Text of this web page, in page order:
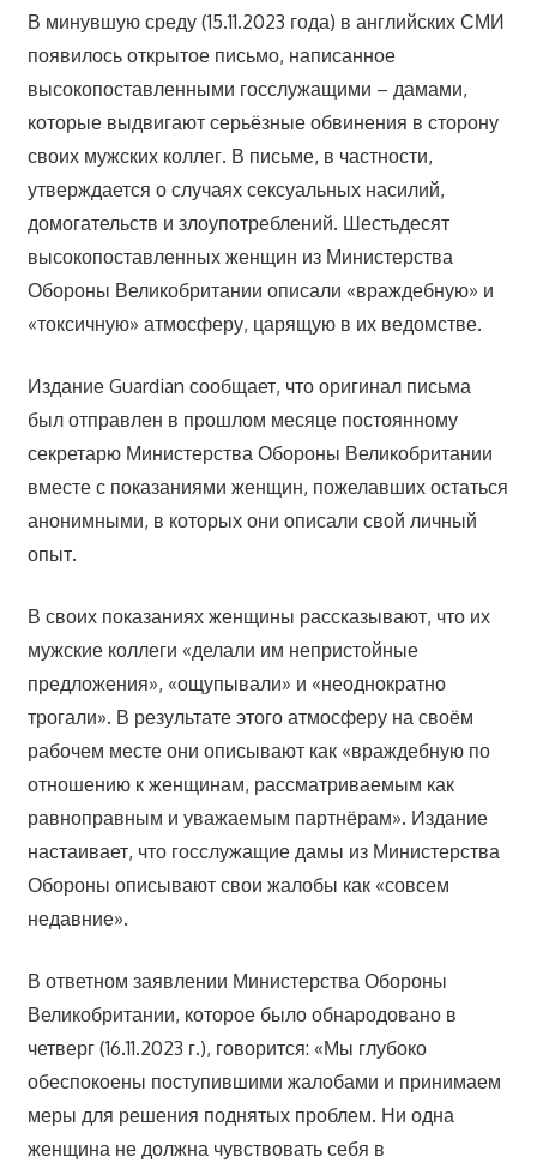
В минувшую среду (15.11.2023 года) в английских СМИ
появилось открытое письмо, написанное
высокопоставленными госслужащими – дамами,
которые выдвигают серьёзные обвинения в сторону
своих мужских коллег. В письме, в частности,
утверждается о случаях сексуальных насилий,
домогательств и злоупотреблений. Шестьдесят
высокопоставленных женщин из Министерства
Обороны Великобритании описали «враждебную» и
«токсичную» атмосферу, царящую в их ведомстве.
Издание Guardian сообщает, что оригинал письма
был отправлен в прошлом месяце постоянному
секретарю Министерства Обороны Великобритании
вместе с показаниями женщин, пожелавших остаться
анонимными, в которых они описали свой личный
опыт.
В своих показаниях женщины рассказывают, что их
мужские коллеги «делали им непристойные
предложения», «ощупывали» и «неоднократно
трогали». В результате этого атмосферу на своём
рабочем месте они описывают как «враждебную по
отношению к женщинам, рассматриваемым как
равноправным и уважаемым партнёрам». Издание
настаивает, что госслужащие дамы из Министерства
Обороны описывают свои жалобы как «совсем
недавние».
В ответном заявлении Министерства Обороны
Великобритании, которое было обнародовано в
четверг (16.11.2023 г.), говорится: «Мы глубоко
обеспокоены поступившими жалобами и принимаем
меры для решения поднятых проблем. Ни одна
женщина не должна чувствовать себя в